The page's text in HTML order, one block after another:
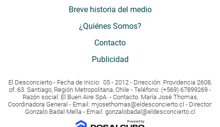
Breve historia del medio
¿Quiénes Somos?
Contacto
Publicidad
El Desconcierto - Fecha de Inicio: 05 - 2012 - Dirección: Providencia 2608,
of. 63. Santiago, Región Metropolitana, Chile - Teléfono: (+569) 67899269 -
Razón social: El Buen Aire SpA. - Contacto: María José Thomas,
Coordinadora General - Email: mjosethomas@eldesconcierto.cl - Director:
Gonzalo Badal Mella - Email: gonzalobadal@eldesconcierto.cl